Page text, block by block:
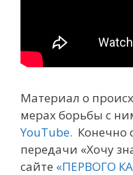
Материал о
мерах борьбы с
YouTube. Конечно
передачи «Хочу
сайте «ПЕРВОГО